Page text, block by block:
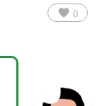
favorite 0